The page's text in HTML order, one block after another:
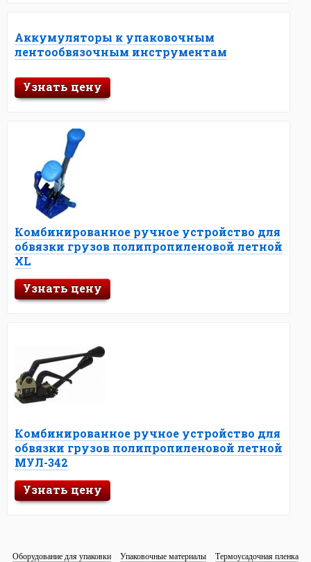
Аккумуляторы к упаковочным
лентообвязочным инструментам
Узнать цену
Комбинированное ручное устройство для
обвязки грузов полипропиленовой летной
XL
Узнать цену
Комбинированное ручное устройство для
обвязки грузов полипропиленовой летной
МУЛ-342
Узнать цену
Оборудование для упаковки Упаковочные материалы Термоусадочная пленка